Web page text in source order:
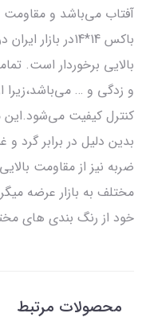
باکس 14*14در
بالایی برخوردار است.
و زدگی و … می‌باشد،زیرا
بدین دلیل در برابر گرد و
ضربه نیز از مقاومت
مختلف به بازار عرضه
خود از رنگ بندی های
محصولات مرتبط